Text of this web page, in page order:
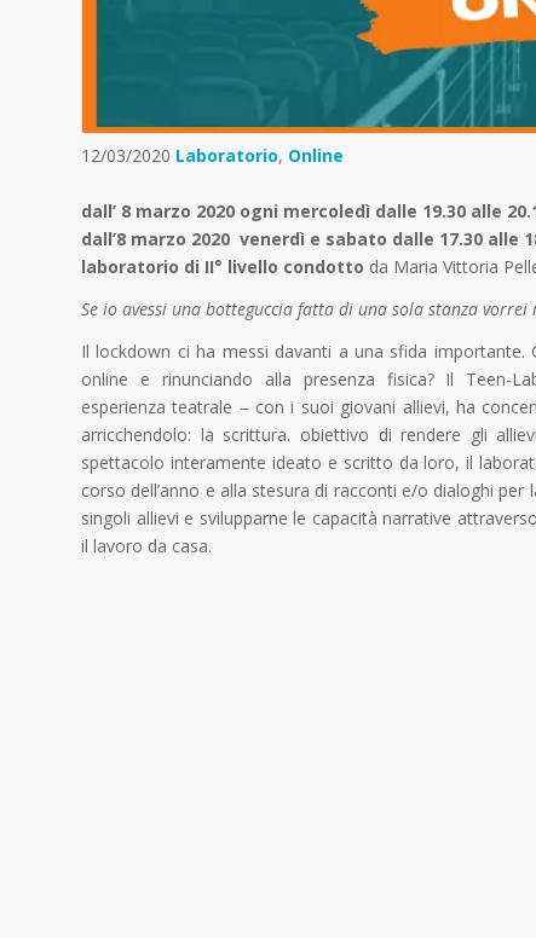
12/03/2020 Laboratorio, Online
dall’ 8 marzo 2020 ogni mercoledì dalle 19.30 alle
dall’8 marzo 2020 venerdì e sabato dalle 17.30 alle
laboratorio di II° livello condotto da Maria Vittoria
Se io avessi una botteguccia fatta di una sola stanza vorrei
Il lockdown ci ha messi davanti a una sfida
online e rinunciando alla presenza fisica? Il
esperienza teatrale – con i suoi giovani allievi, ha
arricchendolo: la scrittura. obiettivo di rendere gli
spettacolo interamente ideato e scritto da loro, il
corso dell’anno e alla stesura di racconti e/o dialoghi
singoli allievi e svilupparne le capacità narrative
il lavoro da casa.